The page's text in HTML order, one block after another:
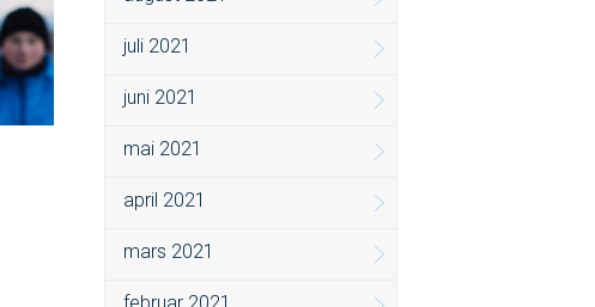
juli 2021
juni 2021
mai 2021
april 2021
mars 2021